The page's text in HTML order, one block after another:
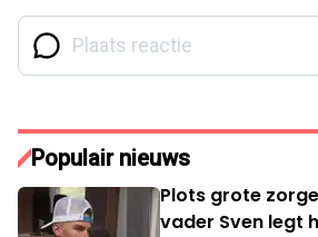
Populair nieuws
Plots grote
vader Sven legt